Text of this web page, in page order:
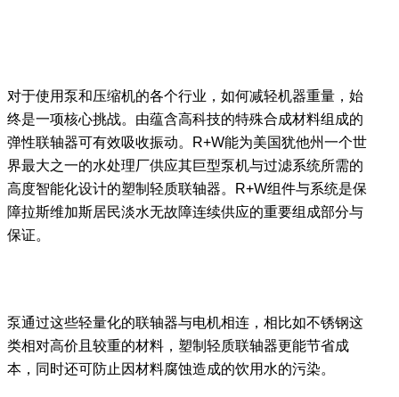
对于使用泵和压缩机的各个行业，如何减轻机器重量，始
终是一项核心挑战。由蕴含高科技的特殊合成材料组成的
弹性联轴器可有效吸收振动。R+W能为美国犹他州一个世
界最大之一的水处理厂供应其巨型泵机与过滤系统所需的
高度智能化设计的塑制轻质联轴器。R+W组件与系统是保
障拉斯维加斯居民淡水无故障连续供应的重要组成部分与
保证。
泵通过这些轻量化的联轴器与电机相连，相比如不锈钢这
类相对高价且较重的材料，塑制轻质联轴器更能节省成
本，同时还可防止因材料腐蚀造成的饮用水的污染。